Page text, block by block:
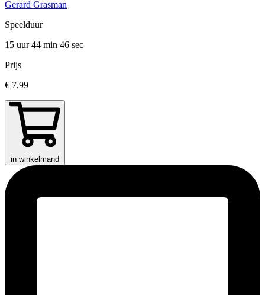
Gerard Grasman
Speelduur
15 uur 44 min 46 sec
Prijs
€ 7,99
in winkelmand